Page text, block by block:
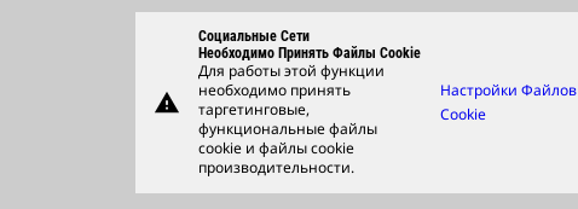
warning
Социальные Сети
Необходимо Принять Файлы Cookie
Для работы этой функции
необходимо принять
таргетинговые,
функциональные файлы
cookie и файлы cookie
производительности.
Настройки Файлов
Cookie